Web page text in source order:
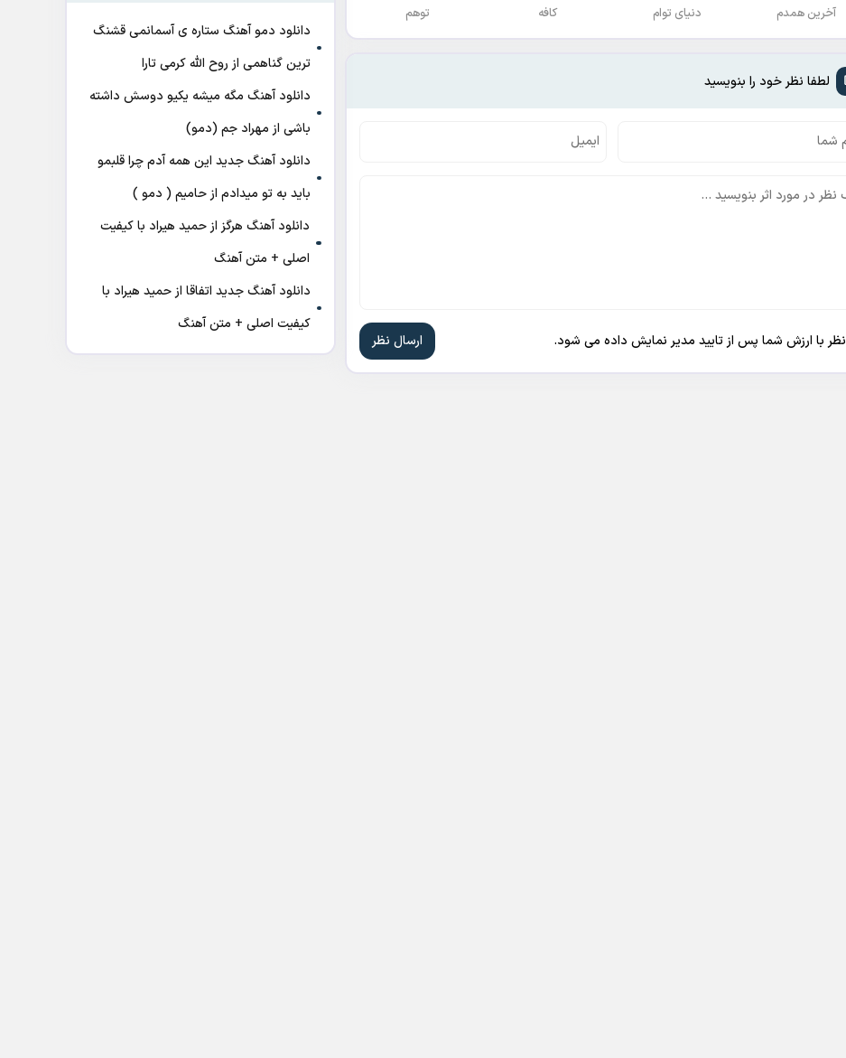
آخرین همدم دنیای توام کافه توهم
لطفا نظر خود را بنویسید
نظر با ارزش شما پس از تایید مدیر نمایش داده می شود.
دانلود دمو آهنگ ﺳﺘﺎره ی آﺳﻤﺎﻧﻤﻰ ﻗﺸﻨﮓ
ﺗﺮﻳﻦ ﮔﻨﺎﻫﻤﻰ از روح الله کرمی تارا
دانلود آهنگ مگه میشه یکیو دوسش داشته
باشی از مهراد جم (دمو)
دانلود آهنگ جدید این همه آدم چرا قلبمو
باید به تو میدادم از حامیم ( دمو )
دانلود آهنگ هرگز از حمید هیراد با کیفیت
اصلی + متن آهنگ
دانلود آهنگ جدید اتفاقا از حمید هیراد با
کیفیت اصلی + متن آهنگ